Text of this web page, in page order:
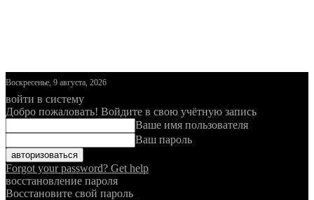
Воскресенье, 9 августа, 2026
войти в систему
Добро пожаловать! Войдите в свою учётную запись
Ваше имя пользователя
Ваш пароль
Forgot your password? Get help
восстановление пароля
Восстановите свой пароль